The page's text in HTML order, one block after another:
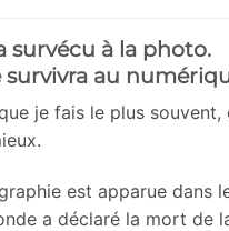
survécu à la photo.
survivra au
que je fais le plus souvent,
est apparue dans
a déclaré la mort de